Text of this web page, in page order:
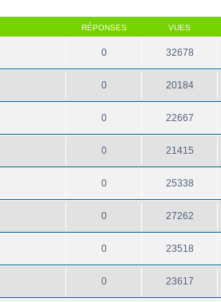
RÉPONSES VUES
0 32678
0 20184
0 22667
0 21415
0 25338
0 27262
0 23518
0 23617